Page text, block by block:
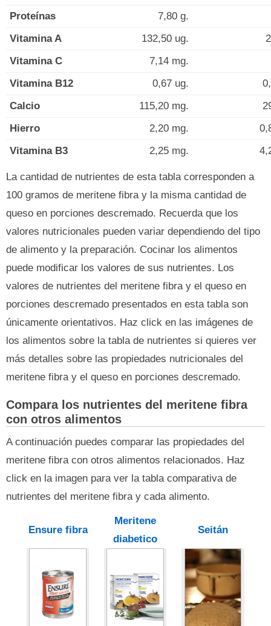
Proteínas
7,80 g.
Vitamina A
132,50 ug.
Vitamina C
7,14 mg.
Vitamina B12
0,67 ug.
Calcio
115,20 mg.
Hierro
2,20 mg.
Vitamina B3
2,25 mg.
La cantidad de nutrientes de esta tabla corresponden a
100 gramos de meritene fibra y la misma cantidad de
queso en porciones descremado. Recuerda que los
valores nutricionales pueden variar dependiendo del tipo
de alimento y la preparación. Cocinar los alimentos
puede modificar los valores de sus nutrientes. Los
valores de nutrientes del meritene fibra y el queso en
porciones descremado presentados en esta tabla son
únicamente orientativos. Haz click en las imágenes de
los alimentos sobre la tabla de nutrientes si quieres ver
más detalles sobre las propiedades nutricionales del
meritene fibra y el queso en porciones descremado.
Compara los nutrientes del meritene fibra
con otros alimentos
A continuación puedes comparar las propiedades del
meritene fibra con otros alimentos relacionados. Haz
click en la imagen para ver la tabla comparativa de
nutrientes del meritene fibra y cada alimento.
Ensure fibra
Meritene
diabetico
Seitán